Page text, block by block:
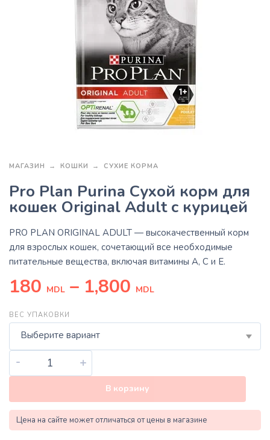
МАГАЗИН КОШКИ СУХИЕ КОРМА
Pro Plan Purina Сухой корм для
кошек Original Adult с курицей
PRO PLAN ORIGINAL ADULT — высокачественный корм
для взрослых кошек, сочетающий все необходимые
питательные вещества, включая витамины А, С и Е.
180 MDL – 1,800 MDL
ВЕС УПАКОВКИ
Выберите вариант
- +
В корзину
Цена на сайте может отличаться от цены в магазине